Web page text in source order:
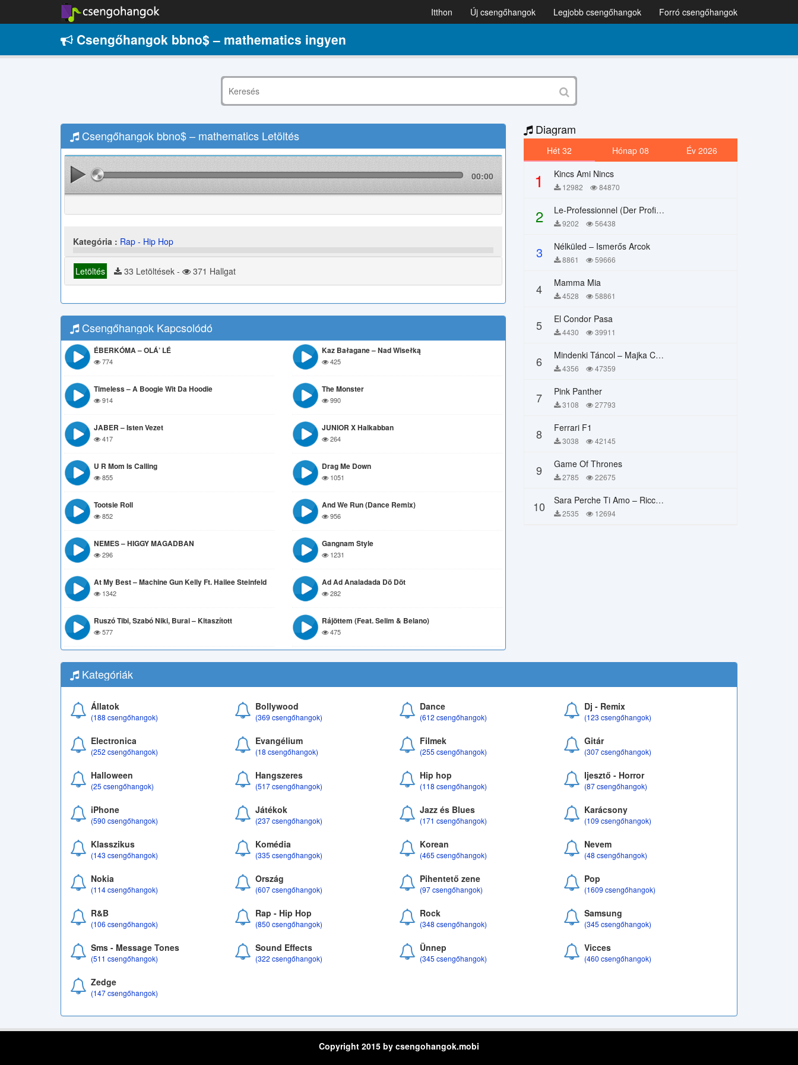
Itthon Új csengőhangok Legjobb csengőhangok Forró csengőhangok
Csengőhangok bbno$ – mathematics ingyen
Csengőhangok bbno$ – mathematics Letöltés
00:00
Kategória : Rap - Hip Hop
Letöltés 33 Letöltések - 371 Hallgat
Csengőhangok Kapcsolódó
ÉBERKÓMA – OLÁ’ LÉ
774
Kaz Bałagane – Nad Wisełką
425
Timeless – A Boogie Wit Da Hoodie
914
The Monster
990
JABER – Isten Vezet
417
JUNIOR X Halkabban
264
U R Mom Is Calling
855
Drag Me Down
1051
Tootsie Roll
852
And We Run (Dance Remix)
956
NEMES – HIGGY MAGADBAN
296
Gangnam Style
1231
At My Best – Machine Gun Kelly Ft. Hailee Steinfeld
1342
Ad Ad Analadada Dö Döt
282
Ruszó Tibi, Szabó Niki, Burai – Kitaszított
577
Rájöttem (feat. Selim & Belano)
475
Diagram
Hét 32 Hónap 08 Év 2026
1 Kincs Ami Nincs
12982 84870
2 Le-Professionnel (Der Profi) – Chi Mai
9202 56438
3 Nélküled – Ismerős Arcok
8861 59666
4 Mamma Mia
4528 58861
5 El Condor Pasa
4430 39911
6 Mindenki Táncol – Majka Curtis, Péter Majoros
4356 47359
7 Pink Panther
3108 27793
8 Ferrari F1
3038 42145
9 Game Of Thrones
2785 22675
10 Sara Perche Ti Amo – Ricchi E Poveri
2535 12694
Kategóriák
Állatok
(188 csengőhangok)
Bollywood
(369 csengőhangok)
Dance
(612 csengőhangok)
Dj - Remix
(123 csengőhangok)
Electronica
(252 csengőhangok)
Evangélium
(18 csengőhangok)
Filmek
(255 csengőhangok)
Gitár
(307 csengőhangok)
Halloween
(25 csengőhangok)
Hangszeres
(517 csengőhangok)
Hip hop
(118 csengőhangok)
Ijesztő - Horror
(87 csengőhangok)
iPhone
(590 csengőhangok)
Játékok
(237 csengőhangok)
Jazz és Blues
(171 csengőhangok)
Karácsony
(109 csengőhangok)
Klasszikus
(143 csengőhangok)
Komédia
(335 csengőhangok)
Korean
(465 csengőhangok)
Nevem
(48 csengőhangok)
Nokia
(114 csengőhangok)
Ország
(607 csengőhangok)
Pihentető zene
(97 csengőhangok)
Pop
(1609 csengőhangok)
R&B
(106 csengőhangok)
Rap - Hip Hop
(850 csengőhangok)
Rock
(348 csengőhangok)
Samsung
(345 csengőhangok)
Sms - Message Tones
(511 csengőhangok)
Sound Effects
(322 csengőhangok)
Ünnep
(345 csengőhangok)
Vicces
(460 csengőhangok)
Zedge
(147 csengőhangok)
Copyright 2015 by csengohangok.mobi